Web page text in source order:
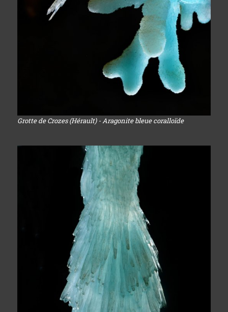
Grotte de Crozes (Hérault) - Aragonite bleue coralloïde